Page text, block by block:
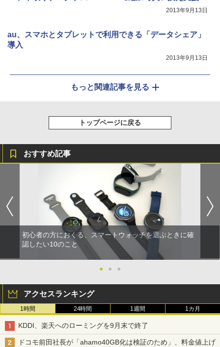
2013年9月13日
au、スマホとタブレットで利用できる「データシェア」
導入
2013年9月13日
もっと関連記事を見る
トップページに戻る
おすすめ記事
初心者の方におくる、スマートウォッチを選ぶときに確
認したい10のこと
● ● ●
アクセスランキング
1時間 24時間 1週間 1カ月
KDDI、楽天へのローミングを9月末で終了
ドコモ前田社長が「ahamo40GB化は検証のため」、料金値上げ